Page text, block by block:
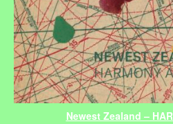
Newest Zealand –